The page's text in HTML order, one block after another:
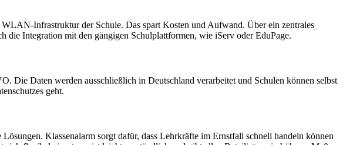
Infrastruktur der Schule. Das spart Kosten und Aufwand. Über ein zentrales
Integration mit den gängigen Schulplattformen, wie iServ oder EduPage.
Die Daten werden ausschließlich in Deutschland verarbeitet und Schulen können selbst
geht.
Klassenalarm sorgt dafür, dass Lehrkräfte im Ernstfall schnell handeln können